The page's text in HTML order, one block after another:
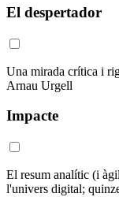
El despertador
Una mirada crítica i
Arnau Urgell
Impacte
El resum analític (i
l'univers digital;